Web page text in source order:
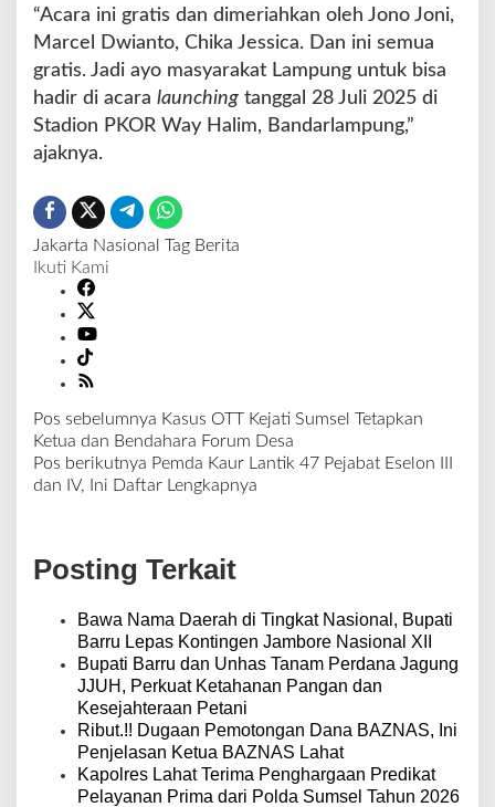
“Acara ini gratis dan dimeriahkan oleh Jono Joni,
Marcel Dwianto, Chika Jessica. Dan ini semua
gratis. Jadi ayo masyarakat Lampung untuk bisa
hadir di acara launching tanggal 28 Juli 2025 di
Stadion PKOR Way Halim, Bandarlampung,”
ajaknya.
Jakarta Nasional Tag Berita
Ikuti Kami
N
a
v
a
s
Pos sebelumnya Kasus OTT Kejati Sumsel Tetapkan
Ketua dan Bendahara Forum Desa
Pos berikutnya Pemda Kaur Lantik 47 Pejabat Eselon III
dan IV, Ini Daftar Lengkapnya
Posting Terkait
Bawa Nama Daerah di Tingkat Nasional, Bupati
Barru Lepas Kontingen Jambore Nasional XII
Bupati Barru dan Unhas Tanam Perdana Jagung
JJUH, Perkuat Ketahanan Pangan dan
Kesejahteraan Petani
Ribut.!! Dugaan Pemotongan Dana BAZNAS, Ini
Penjelasan Ketua BAZNAS Lahat
Kapolres Lahat Terima Penghargaan Predikat
Pelayanan Prima dari Polda Sumsel Tahun 2026